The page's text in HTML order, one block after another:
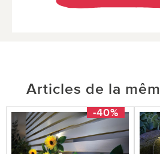
Articles de la
-40%